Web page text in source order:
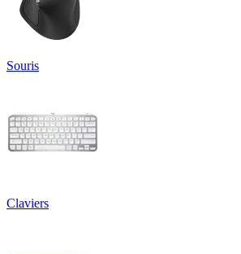
Souris
Claviers